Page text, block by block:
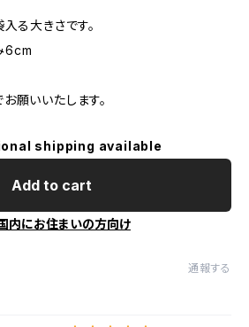
る大きさです。
6cm
願いいたします。
shipping available
Add to cart
内にお住まいの方向け
通報する